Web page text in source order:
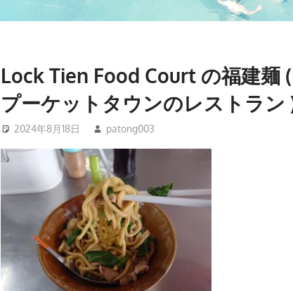
Lock Tien Food Court の福建麺
プーケットタウンのレストラン
2024年8月18日 patong003